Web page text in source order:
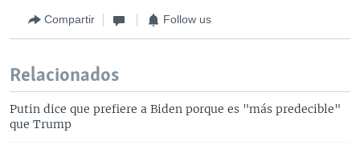
Compartir Follow us
Relacionados
Putin dice que prefiere a Biden porque es "más predecible"
que Trump